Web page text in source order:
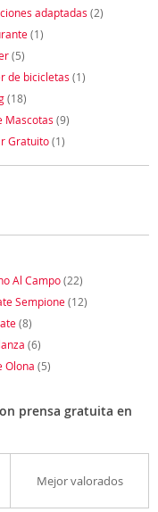
adaptadas (2)
(1)
(5)
de bicicletas (1)
(18)
Mascotas (9)
Gratuito(1)
Al Campo(22)
Sempione(12)
(8)
(6)
Olona (5)
prensa gratuita en
Mejor valorados